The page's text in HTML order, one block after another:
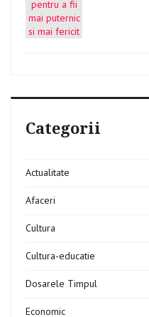
Categorii
Actualitate
Afaceri
Cultura
Cultura-educatie
Dosarele Timpul
Economic